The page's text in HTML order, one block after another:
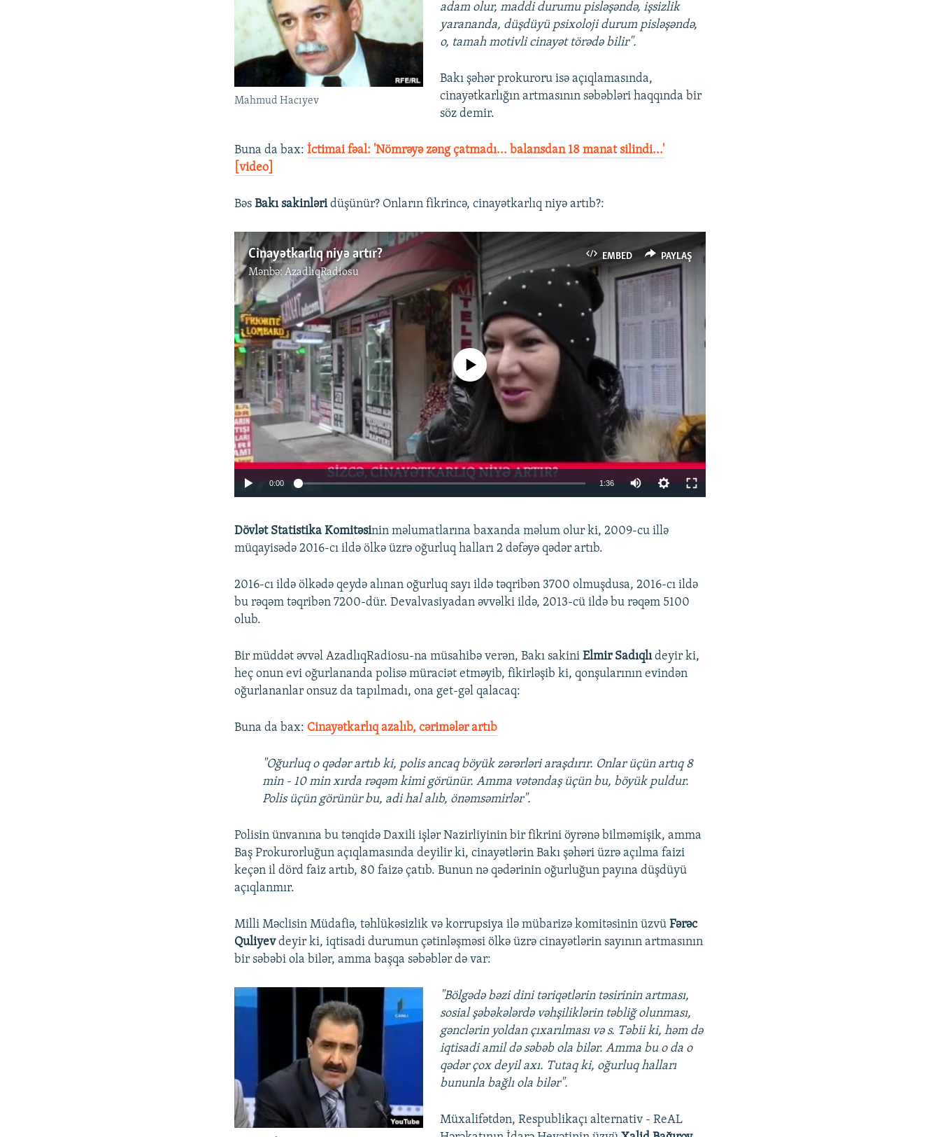
Mahmud Hacıyev
adam olur, maddi durumu pisləşəndə, işsizlik
yarananda, düşdüyü psixoloji durum pisləşəndə,
o, tamah motivli cinayət törədə bilir".
Bakı şəhər prokuroru isə açıqlamasında,
cinayətkarlığın artmasının səbəbləri haqqında bir
söz demir.
Buna da bax:İctimai fəal: 'Nömrəyə zəng çatmadı... balansdan 18 manat silindi...'
[video]
BəsBakı sakinləridüşünür? Onların fikrincə, cinayətkarlıq niyə artıb?:
EMBED PAYLAŞ
Cinayətkarlıq niyə artır?
Mənbə:AzadlıqRadiosu
EMBED PAYLAŞ
No media source currently available
0:00 1:36
Dövlət Statistika Komitəsinin məlumatlarına baxanda məlum olur ki, 2009-cu illə
müqayisədə 2016-cı ildə ölkə üzrə oğurluq halları 2 dəfəyə qədər artıb.
2016-cı ildə ölkədə qeydə alınan oğurluq sayı ildə təqribən 3700 olmuşdusa, 2016-cı ildə
bu rəqəm təqribən 7200-dür. Devalvasiyadan əvvəlki ildə, 2013-cü ildə bu rəqəm 5100
olub.
Bir müddət əvvəl AzadlıqRadiosu-na müsahibə verən, Bakı sakiniElmir Sadıqlıdeyir ki,
heç onun evi oğurlananda polisə müraciət etməyib, fikirləşib ki, qonşularının evindən
oğurlananlar onsuz da tapılmadı, ona get-gəl qalacaq:
Buna da bax: Cinayətkarlıq azalıb, cərimələr artıb
"Oğurluq o qədər artıb ki, polis ancaq böyük zərərləri araşdırır. Onlar üçün artıq 8
min - 10 min xırda rəqəm kimi görünür. Amma vətəndaş üçün bu, böyük puldur.
Polis üçün görünür bu, adi hal alıb, önəmsəmirlər".
Polisin ünvanına bu tənqidə Daxili işlər Nazirliyinin bir fikrini öyrənə bilməmişik, amma
Baş Prokurorluğun açıqlamasında deyilir ki, cinayətlərin Bakı şəhəri üzrə açılma faizi
keçən il dörd faiz artıb, 80 faizə çatıb. Bunun nə qədərinin oğurluğun payına düşdüyü
açıqlanmır.
Milli Məclisin Müdafiə, təhlükəsizlik və korrupsiya ilə mübarizə komitəsinin üzvüFərəc
Quliyevdeyir ki, iqtisadi durumun çətinləşməsi ölkə üzrə cinayətlərin sayının artmasının
bir səbəbi ola bilər, amma başqa səbəblər də var:
"Bölgədə bəzi dini təriqətlərin təsirinin artması,
sosial şəbəkələrdə vəhşiliklərin təbliğ olunması,
gənclərin yoldan çıxarılması və s. Təbii ki, həm də
iqtisadi amil də səbəb ola bilər. Amma bu o da o
qədər çox deyil axı. Tutaq ki, oğurluq halları
bununla bağlı ola bilər".
Müxalifətdən, Respublikaçı alternativ - ReAL